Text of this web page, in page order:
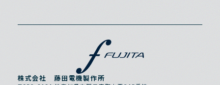
株式会社 藤田電機製作所